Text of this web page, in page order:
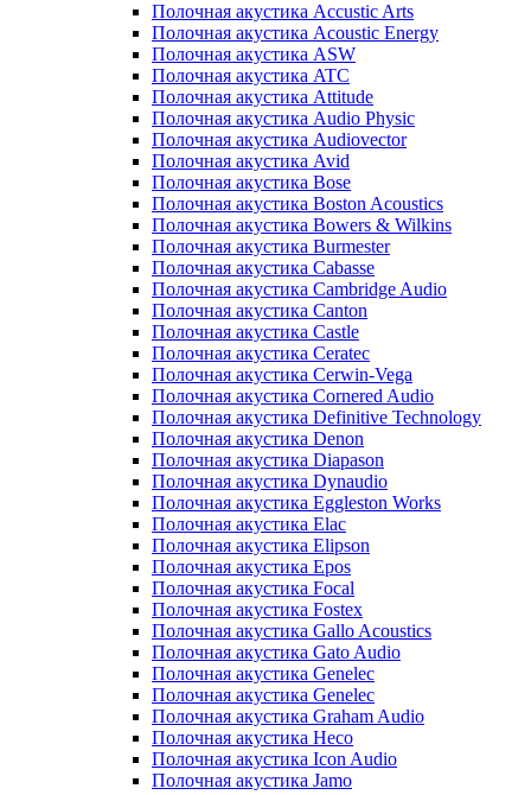
Полочная акустика Accustic Arts
Полочная акустика Acoustic Energy
Полочная акустика ASW
Полочная акустика ATC
Полочная акустика Attitude
Полочная акустика Audio Physic
Полочная акустика Audiovector
Полочная акустика Avid
Полочная акустика Bose
Полочная акустика Boston Acoustics
Полочная акустика Bowers & Wilkins
Полочная акустика Burmester
Полочная акустика Cabasse
Полочная акустика Cambridge Audio
Полочная акустика Canton
Полочная акустика Castle
Полочная акустика Ceratec
Полочная акустика Cerwin-Vega
Полочная акустика Cornered Audio
Полочная акустика Definitive Technology
Полочная акустика Denon
Полочная акустика Diapason
Полочная акустика Dynaudio
Полочная акустика Eggleston Works
Полочная акустика Elac
Полочная акустика Elipson
Полочная акустика Epos
Полочная акустика Focal
Полочная акустика Fostex
Полочная акустика Gallo Acoustics
Полочная акустика Gato Audio
Полочная акустика Genelec
Полочная акустика Genelec
Полочная акустика Graham Audio
Полочная акустика Heco
Полочная акустика Icon Audio
Полочная акустика Jamo